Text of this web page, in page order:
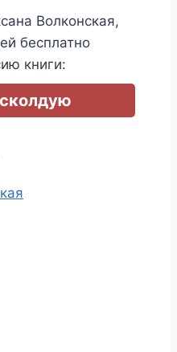
Волконская,
бесплатно
книги: